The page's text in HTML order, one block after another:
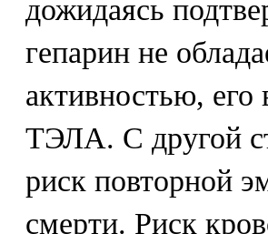
дожидаясь
гепарин не
активностью, его
ТЭЛА. С другой
риск повторной
смерти. Риск